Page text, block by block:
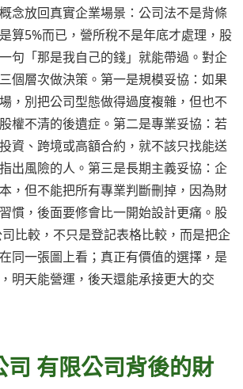
念放回真實企業場景：公司法不是背條
算5%而已，營所稅不是年底才處理，股
句「那是我自己的錢」就能帶過。對企
個層次做決策。第一是規模妥協：如果
，別把公司型態做得過度複雜，但也不
權不清的後遺症。第二是專業妥協：若
資、跨境或高額合約，就不該只找能送
出風險的人。第三是長期主義妥協：企
，但不能把所有專業判斷刪掉，因為財
慣，後面要修會比一開始設計更痛。股
比較，不只是登記表格比較，而是把企
同一張圖上看；真正有價值的選擇，是
明天能營運，後天還能承接更大的交
司 有限公司背後的財